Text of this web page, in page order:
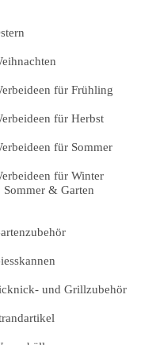
für Frühling
für Herbst
für Sommer
für Winter
Sommer & Garten
und Grillzubehör